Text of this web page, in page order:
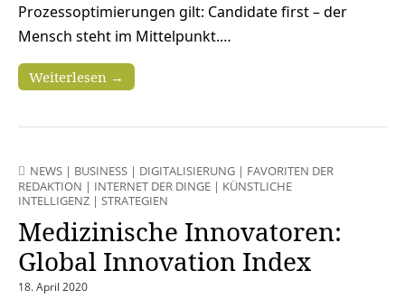
Prozessoptimierungen gilt: Candidate first – der
Mensch steht im Mittelpunkt.…
Weiterlesen →
NEWS | BUSINESS | DIGITALISIERUNG | FAVORITEN DER
REDAKTION | INTERNET DER DINGE | KÜNSTLICHE
INTELLIGENZ | STRATEGIEN
Medizinische Innovatoren:
Global Innovation Index
18. April 2020